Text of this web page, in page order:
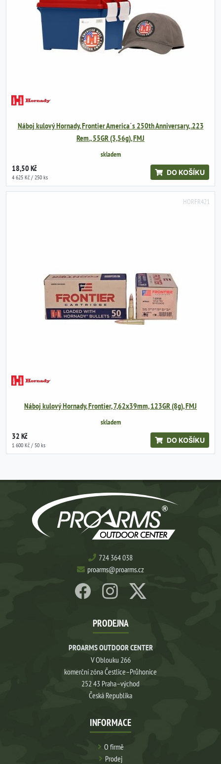
Náboj kulový Hornady, Frontier America´s 250th Anniversary, .223
Rem., 55GR (3,56g), FMJ
skladem
18,50 Kč
4 625 Kč / 250 ks
DO KOŠÍKU
HORFR421
Náboj kulový Hornady, Frontier, 7,62x39mm, 123GR (8g), FMJ
skladem
32 Kč
1 600 Kč / 50 ks
DO KOŠÍKU
724 364 038
proarms@proarms.cz
PRODEJNA
PROARMS OUTDOOR CENTER
V Oblouku 266
komerční zóna Čestlice–Průhonice
252 43 Praha–východ
Česká Republika
INFORMACE
O firmě
Prodej